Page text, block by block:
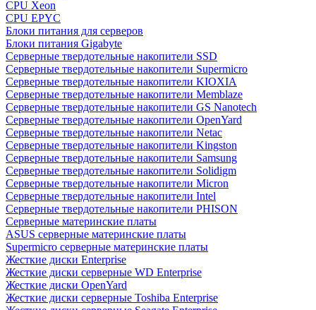
CPU Xeon
CPU EPYC
Блоки питания для серверов
Блоки питания Gigabyte
Серверные твердотельные накопители SSD
Cерверные твердотельные накопители Supermicro
Cерверные твердотельные накопители KIOXIA
Cерверные твердотельные накопители Memblaze
Cерверные твердотельные накопители GS Nanotech
Серверные твердотельные накопители OpenYard
Серверные твердотельные накопители Netac
Cерверные твердотельные накопители Kingston
Cерверные твердотельные накопители Samsung
Cерверные твердотельные накопители Solidigm
Cерверные твердотельные накопители Micron
Cерверные твердотельные накопители Intel
Cерверные твердотельные накопители PHISON
Серверные материнские платы
ASUS серверные материнские платы
Supermicro серверные материнские платы
Жесткие диски Enterprise
Жесткие диски серверные WD Enterprise
Жесткие диски OpenYard
Жесткие диски серверные Toshiba Enterprise